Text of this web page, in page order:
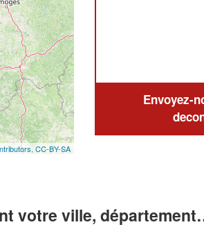
CC-BY-SA
Envoyez-
votre ville,